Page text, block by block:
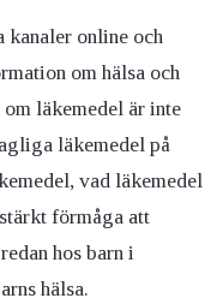
kanaler online och
om hälsa och
läkemedel är inte
läkemedel på
vad läkemedel
förmåga att
hos barn i
hälsa.